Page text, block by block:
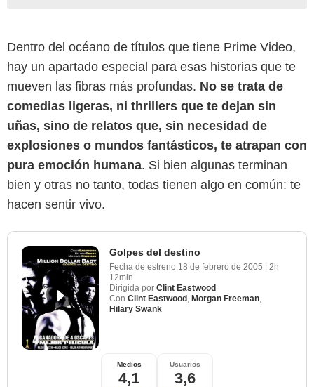
Dentro del océano de títulos que tiene Prime Video,
hay un apartado especial para esas historias que te
mueven las fibras más profundas. No se trata de
comedias ligeras, ni thrillers que te dejan sin
uñas, sino de relatos que, sin necesidad de
explosiones o mundos fantásticos, te atrapan con
pura emoción humana. Si bien algunas terminan
bien y otras no tanto, todas tienen algo en común: te
hacen sentir vivo.
Golpes del destino
Fecha de estreno 18 de febrero de 2005 | 2h
12min
Dirigida por Clint Eastwood
Con Clint Eastwood Morgan Freeman
Hilary Swank
Medios
4,1
Usuarios
3,6